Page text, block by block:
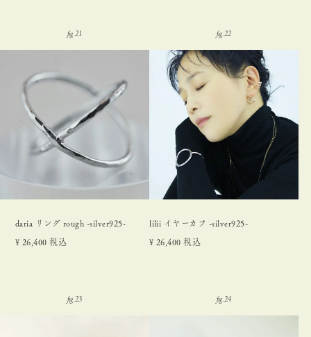
daria リング rough -silver925-
¥ 26,400 税込
lilii イヤーカフ -silver925-
¥ 26,400 税込